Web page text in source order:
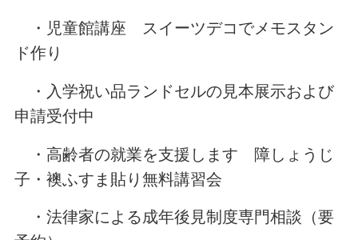
・児童館講座 スイーツデコでメモスタン
ド作り
・入学祝い品ランドセルの見本展示および
申請受付中
・高齢者の就業を支援します 障しょうじ
子・襖ふすま貼り無料講習会
・法律家による成年後見制度専門相談（要